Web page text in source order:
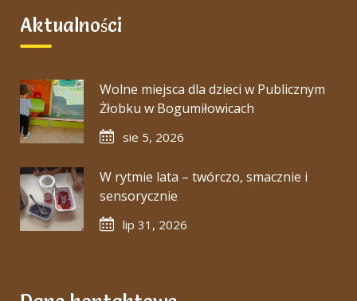
Aktualności
Wolne miejsca dla dzieci w Publicznym
Żłobku w Bogumiłowicach
sie 5, 2026
W rytmie lata – twórczo, smacznie i
sensorycznie
lip 31, 2026